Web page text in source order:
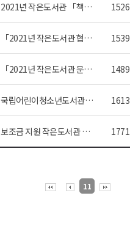
2021년 작은도서관 「책친
구」 지원 시행 작은도서관
및 책친구 공모 안내
1526
「2021년 작은도서관 협력
멘토링 지원」사업 신청 안
내
1539
「2021년 작은도서관 문화
가 있는 날」시행 작은도서
관 모집 안내
1489
국립어린이청소년도서관
「책 읽어 주세요」 교육 동
영상 게시 안내
1613
보조금 지원 작은도서관 독
서문화프로그램 외부강사 범
1771
11